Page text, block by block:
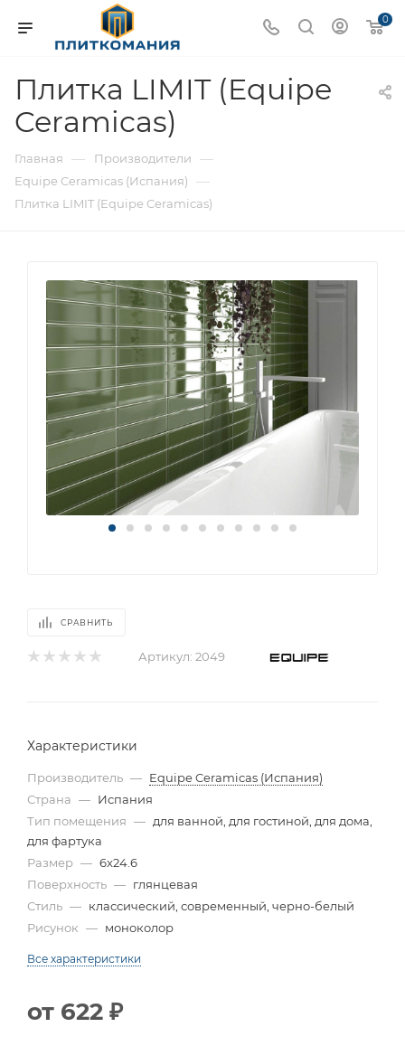
0
Плитка LIMIT (Equipe
Ceramicas)
Главная — Производители —
Equipe Ceramicas (Испания) —
Плитка LIMIT (Equipe Ceramicas)
СРАВНИТЬ
Артикул: 2049
Характеристики
Производитель — Equipe Ceramicas (Испания)
Страна — Испания
Тип помещения — для ванной, для гостиной, для дома,
для фартука
Размер — 6x24.6
Поверхность — глянцевая
Стиль — классический, современный, черно-белый
Рисунок — моноколор
Все характеристики
от 622 ₽